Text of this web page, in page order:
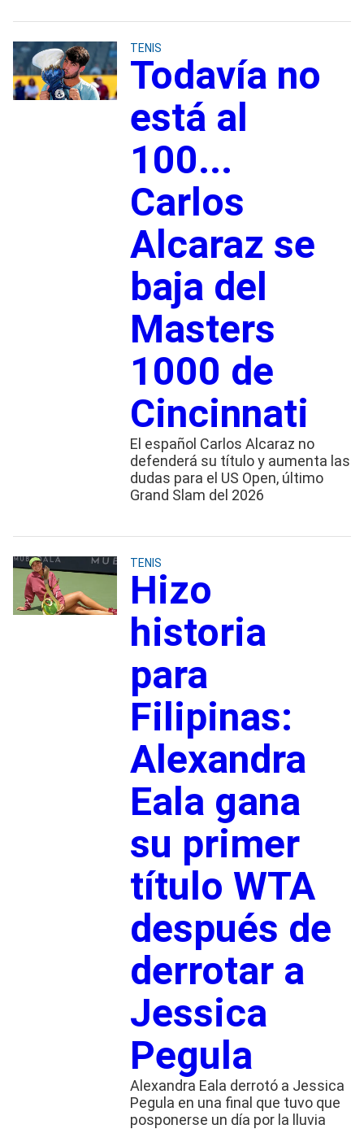
TENIS
Todavía no
está al
100...
Carlos
Alcaraz se
baja del
Masters
1000 de
Cincinnati
El español Carlos Alcaraz no
defenderá su título y aumenta las
dudas para el US Open, último
Grand Slam del 2026
TENIS
Hizo
historia
para
Filipinas:
Alexandra
Eala gana
su primer
título WTA
después de
derrotar a
Jessica
Pegula
Alexandra Eala derrotó a Jessica
Pegula en una final que tuvo que
posponerse un día por la lluvia